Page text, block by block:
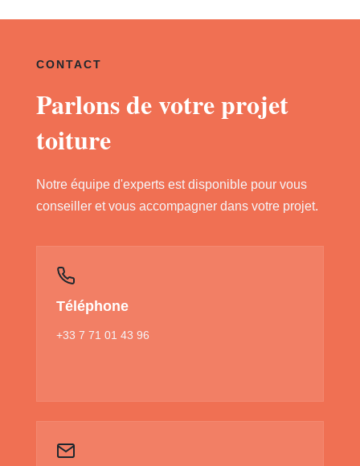
CONTACT
Parlons de votre projet
toiture
Notre équipe d'experts est disponible pour vous
conseiller et vous accompagner dans votre projet.
Téléphone
+33 7 71 01 43 96